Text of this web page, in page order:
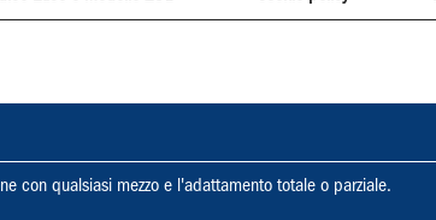
con qualsiasi mezzo e l'adattamento totale o parziale.